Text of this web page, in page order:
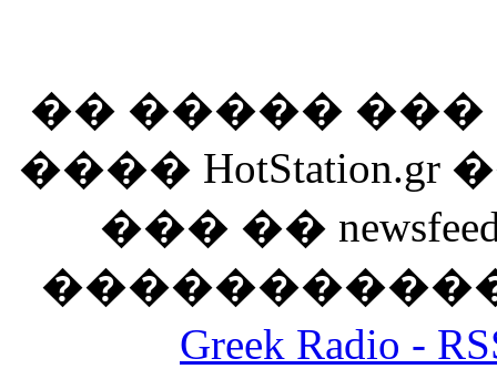
�� �����
����
��� ��
Greek Radio